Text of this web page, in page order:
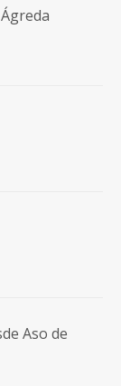
Aso de